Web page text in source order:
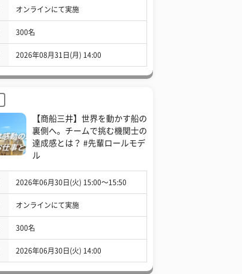
オンラインにて実施
300名
2026年08月31日(月) 14:00
【商船三井】世界を動かす船の
裏側へ。チームで挑む機関士の
達成感とは？ #先輩ロールモデ
ル
2026年06月30日(火) 15:00〜15:50
オンラインにて実施
300名
2026年06月30日(火) 14:00